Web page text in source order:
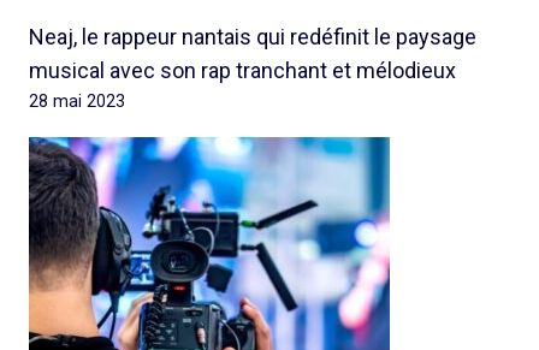
Neaj, le rappeur nantais qui redéfinit le paysage
musical avec son rap tranchant et mélodieux
28 mai 2023